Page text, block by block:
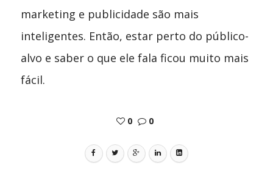
marketing e publicidade são mais
inteligentes. Então, estar perto do público-
alvo e saber o que ele fala ficou muito mais
fácil.
0 0